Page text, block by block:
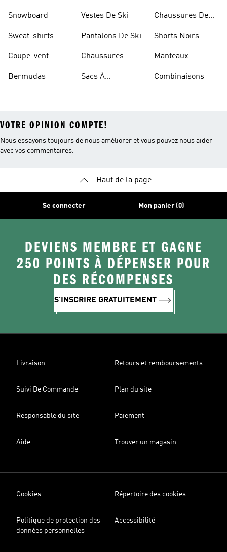
Snowboard
Sweat-shirts
Coupe-vent
Bermudas
Vestes De Ski
Pantalons De Ski
Chaussures
Sacs À
Chaussures De
Shorts Noirs
Manteaux
Combinaisons
VOTRE OPINION COMPTE!
Nous essayons toujours de nous améliorer et vous pouvez nous aider
avec vos commentaires.
Haut de la page
Se connecter Mon panier (0)
DEVIENS MEMBRE ET GAGNE
250 POINTS À DÉPENSER POUR
DES RÉCOMPENSES
S'INSCRIRE GRATUITEMENT
Livraison Retours et remboursements
Suivi De Commande Plan du site
Responsable du site Paiement
Aide Trouver un magasin
Cookies Répertoire des cookies
Politique de protection des
données personnelles
Accessibilité